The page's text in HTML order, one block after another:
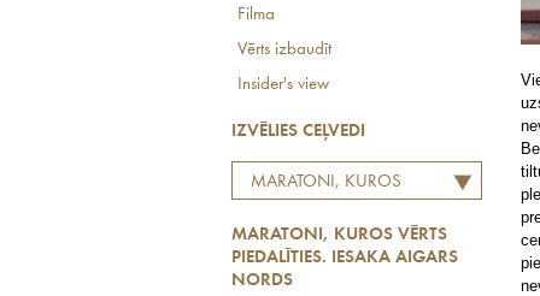
Filma
Vērts izbaudīt
Insider's view
IZVĒLIES CEĻVEDI
MARATONI, KUROS
AIGARS NORDS
MARATONI, KUROS VĒRTS
PIEDALĪTIES. IESAKA AIGARS
NORDS